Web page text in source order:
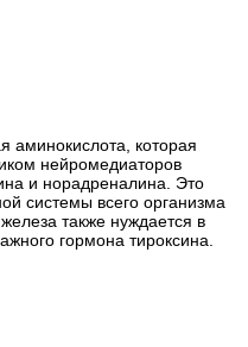
аминокислота, которая
нейромедиаторов
и норадреналина. Это
системы всего организма
также нуждается в
гормона тироксина.